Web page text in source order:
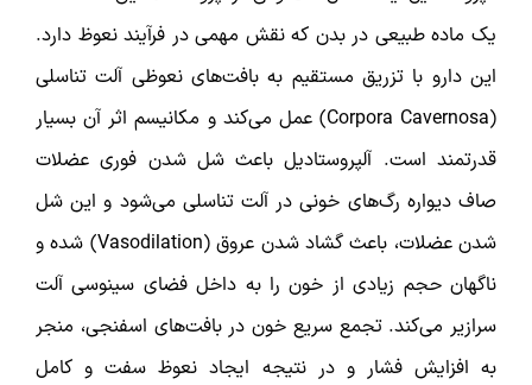
یک ماده طبیعی در بدن که نقش مهمی در فرآیند نعوظ دارد.
این دارو با تزریق مستقیم به بافت‌های نعوظی آلت تناسلی
(Corpora Cavernosa) عمل می‌کند و مکانیسم اثر آن بسیار
قدرتمند است. آلپروستادیل باعث شل شدن فوری عضلات
صاف دیواره رگ‌های خونی در آلت تناسلی می‌شود و این شل
شدن عضلات، باعث گشاد شدن عروق (Vasodilation) شده و
ناگهان حجم زیادی از خون را به داخل فضای سینوسی آلت
سرازیر می‌کند. تجمع سریع خون در بافت‌های اسفنجی، منجر
به افزایش فشار و در نتیجه ایجاد نعوظ سفت و کامل